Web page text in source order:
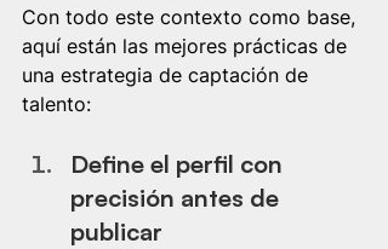
Con todo este contexto como base,
aquí están las mejores prácticas de
una estrategia de captación de
talento:
Define el perfil con
precisión antes de
publicar